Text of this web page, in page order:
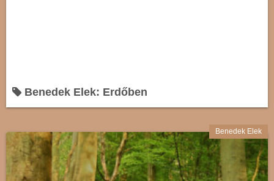
Benedek Elek: Erdőben
Benedek Elek